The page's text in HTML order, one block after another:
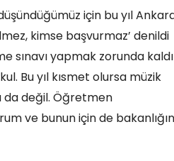
için bu yıl
kimse başvurmaz’ denildi
sınavı yapmak zorunda
Bu yıl kısmet olursa müzik
da değil. Öğretmen
ve bunun için de bakanlığın